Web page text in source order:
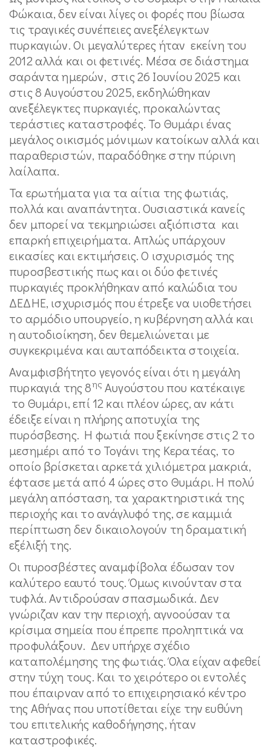
Φώκαια, δεν είναι λίγες οι φορές που βίωσα
τις τραγικές συνέπειες ανεξέλεγκτων
πυρκαγιών. Οι μεγαλύτερες ήταν εκείνη του
2012 αλλά και οι φετινές. Μέσα σε διάστημα
σαράντα ημερών, στις 26 Ιουνίου 2025 και
στις 8 Αυγούστου 2025, εκδηλώθηκαν
ανεξέλεγκτες πυρκαγιές, προκαλώντας
τεράστιες καταστροφές. Το Θυμάρι ένας
μεγάλος οικισμός μόνιμων κατοίκων αλλά και
παραθεριστών, παραδόθηκε στην πύρινη
λαίλαπα.
Τα ερωτήματα για τα αίτια της φωτιάς,
πολλά και αναπάντητα. Ουσιαστικά κανείς
δεν μπορεί να τεκμηριώσει αξιόπιστα και
επαρκή επιχειρήματα. Απλώς υπάρχουν
εικασίες και εκτιμήσεις. Ο ισχυρισμός της
πυροσβεστικής πως και οι δύο φετινές
πυρκαγιές προκλήθηκαν από καλώδια του
ΔΕΔΗΕ, ισχυρισμός που έτρεξε να υιοθετήσει
το αρμόδιο υπουργείο, η κυβέρνηση αλλά και
η αυτοδιοίκηση, δεν θεμελιώνεται με
συγκεκριμένα και αυταπόδεικτα στοιχεία.
Αναμφισβήτητο γεγονός είναι ότι η μεγάλη
πυρκαγιά της 8ης Αυγούστου που κατέκαιγε
το Θυμάρι, επί 12 και πλέον ώρες, αν κάτι
έδειξε είναι η πλήρης αποτυχία της
πυρόσβεσης. Η φωτιά που ξεκίνησε στις 2 το
μεσημέρι από το Τογάνι της Κερατέας, το
οποίο βρίσκεται αρκετά χιλιόμετρα μακριά,
έφτασε μετά από 4 ώρες στο Θυμάρι. Η πολύ
μεγάλη απόσταση, τα χαρακτηριστικά της
περιοχής και το ανάγλυφό της, σε καμμιά
περίπτωση δεν δικαιολογούν τη δραματική
εξέλιξή της.
Οι πυροσβέστες αναμφίβολα έδωσαν τον
καλύτερο εαυτό τους. Όμως κινούνταν στα
τυφλά. Αντιδρούσαν σπασμωδικά. Δεν
γνώριζαν καν την περιοχή, αγνοούσαν τα
κρίσιμα σημεία που έπρεπε προληπτικά να
προφυλάξουν. Δεν υπήρχε σχέδιο
καταπολέμησης της φωτιάς. Όλα είχαν αφεθεί
στην τύχη τους. Και το χειρότερο οι εντολές
που έπαιρναν από το επιχειρησιακό κέντρο
της Αθήνας που υποτίθεται είχε την ευθύνη
του επιτελικής καθοδήγησης, ήταν
καταστροφικές.